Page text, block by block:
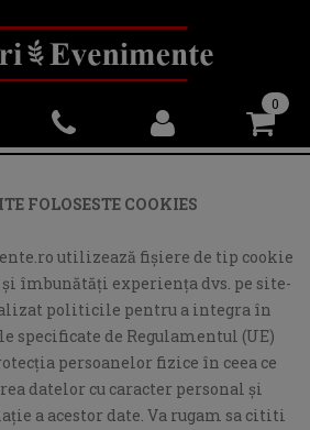
0
FOLOSESTE COOKIES
utilizează fişiere de tip cookie
îmbunătăți experiența dvs. pe site-
politicile pentru a integra în
specificate de Regulamentul (UE)
persoanelor fizice în ceea ce
datelor cu caracter personal și
a acestor date. Va rugam sa cititi